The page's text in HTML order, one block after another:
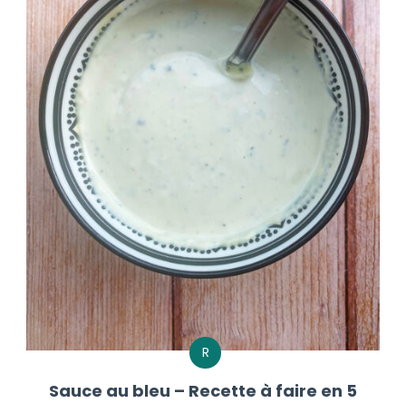
R
Sauce au bleu – Recette à faire en 5